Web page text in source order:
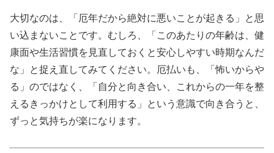
大切なのは、「厄年だから絶対に悪いことが起きる」と思
い込まないことです。むしろ、「このあたりの年齢は、健
康面や生活習慣を見直しておくと安心しやすい時期なんだ
な」と捉え直してみてください。厄払いも、「怖いからや
る」のではなく、「自分と向き合い、これからの一年を整
えるきっかけとして利用する」という意識で向き合うと、
ずっと気持ちが楽になります。